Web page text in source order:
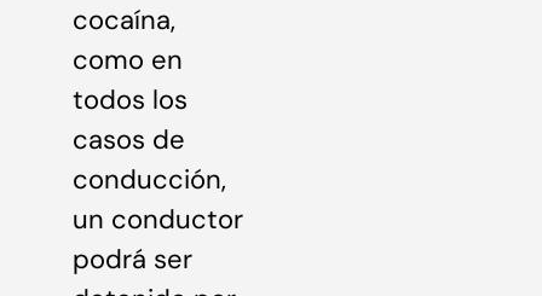
cocaína,
como en
todos los
casos de
conducción,
un conductor
podrá ser